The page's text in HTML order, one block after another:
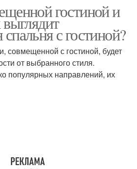
гостиной и
с гостиной?
совмещенной с гостиной, будет
от выбранного стиля.
популярных направлений, их